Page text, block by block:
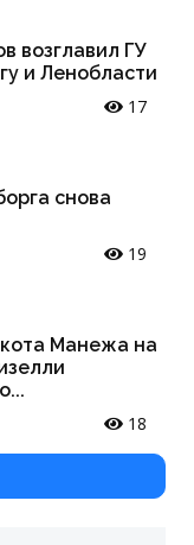
возглавил ГУ
и Ленобласти
17
снова
19
Манежа на
18